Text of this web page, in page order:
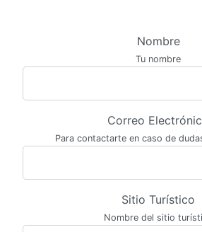
Nombre
Tu nombre
Correo
Para contactarte en caso de
Sitio Turístico
Nombre del sitio